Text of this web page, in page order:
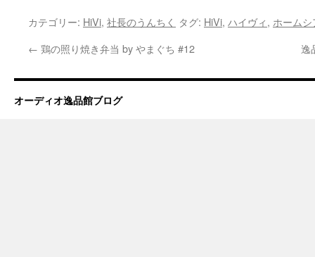
カテゴリー: HiVi, 社長のうんちく タグ: HiVi, ハイヴィ, ホーム
← 鶏の照り焼き弁当 by やまぐち #12 逸
オーディオ逸品館ブログ